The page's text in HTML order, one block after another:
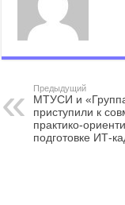
Предыдущий
МТУСИ и
приступили к
практико-
подготовке ИТ-